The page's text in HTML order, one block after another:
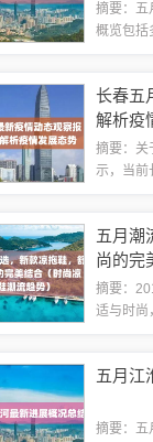
摘要：五
概览包括
献力量。
长春五
解析疫
摘要：关
示，当前
宣传引导
五月潮
尚的完
摘要：
适与时尚
势，展现
五月江
摘要：五